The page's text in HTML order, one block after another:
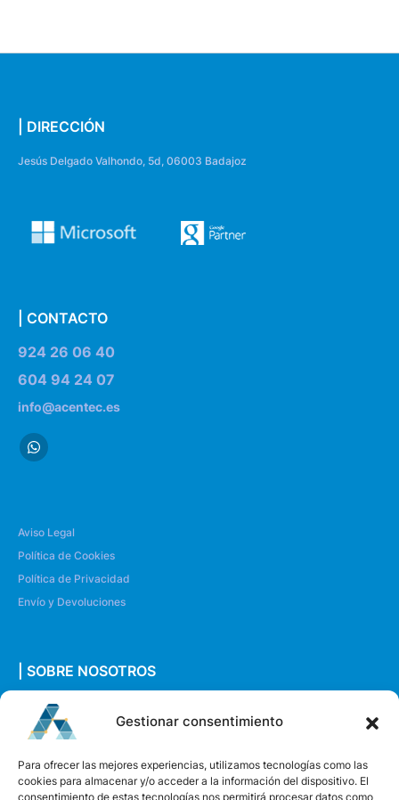
Gestionar consentimiento
Para ofrecer las mejores experiencias, utilizamos tecnologías como las
cookies para almacenar y/o acceder a la información del dispositivo. El
consentimiento de estas tecnologías nos permitirá procesar datos como
| DIRECCIÓN
Jesús Delgado Valhondo, 5d, 06003 Badajoz
| CONTACTO
924 26 06 40
604 94 24 07
info@acentec.es
Aviso Legal
Política de Cookies
Política de Privacidad
Envío y Devoluciones
| SOBRE NOSOTROS
Quiénes somos
Envíanos un mensaje